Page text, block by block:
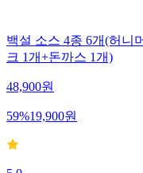
백설 소스 4종 6개(허니
크 1개+돈까스 1개)
48,900원
59%19,900원